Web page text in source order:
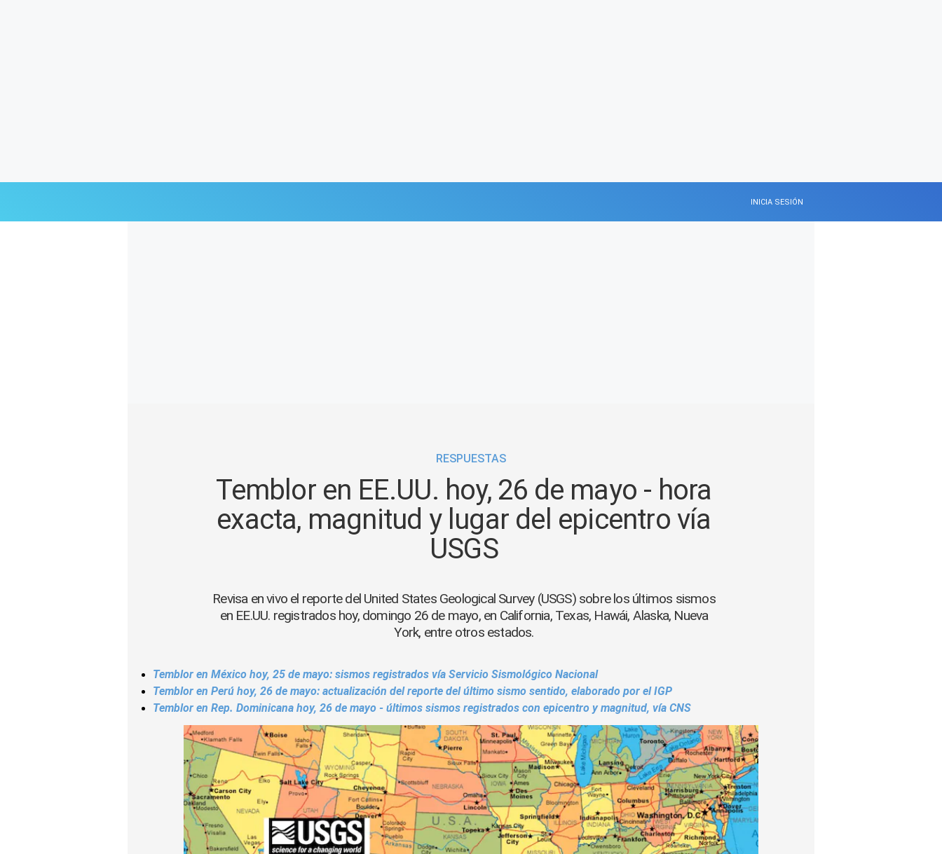
INICIA SESIÓN
RESPUESTAS
Temblor en EE.UU. hoy, 26 de mayo - hora
exacta, magnitud y lugar del epicentro vía
USGS
Revisa en vivo el reporte del United States Geological Survey (USGS) sobre los últimos sismos
en EE.UU. registrados hoy, domingo 26 de mayo, en California, Texas, Hawái, Alaska, Nueva
York, entre otros estados.
Temblor en México hoy, 25 de mayo: sismos registrados vía Servicio Sismológico Nacional
Temblor en Perú hoy, 26 de mayo: actualización del reporte del último sismo sentido, elaborado por el IGP
Temblor en Rep. Dominicana hoy, 26 de mayo - últimos sismos registrados con epicentro y magnitud, vía CNS